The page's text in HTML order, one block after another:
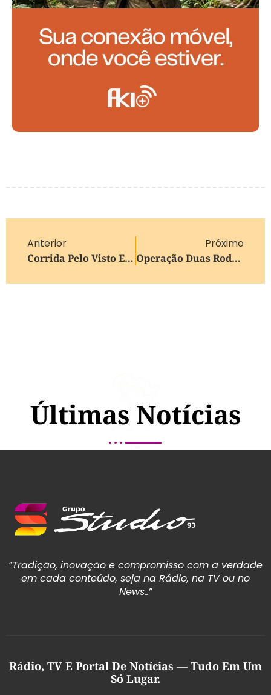
Anterior
Corrida Pelo Visto EB-5 Cresce Entre Brasileiros Diante De Possível Aumento No Valor Do Investimento
Próximo
Operação Duas Rodas Reforça Combate À Irregularidades Em Motos Em Caxias Do Sul
Últimas Notícias
“Tradição, inovação e compromisso com a verdade
em cada conteúdo, seja na Rádio, na TV ou no
News..”
Rádio, TV E Portal De Notícias — Tudo Em Um
Só Lugar.